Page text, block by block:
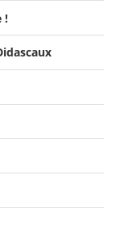
!